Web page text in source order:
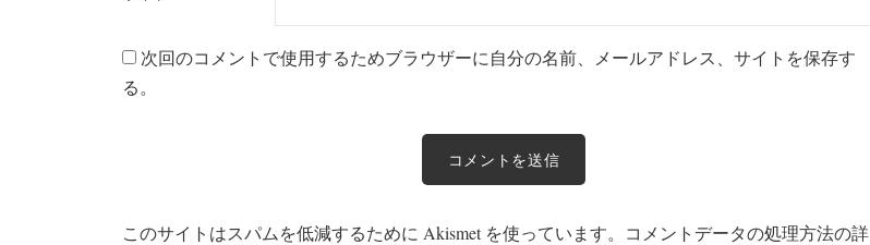
次回のコメントで使用するためブラウザーに自分の名前、メールアドレス、サイトを保存す
る。
このサイトはスパムを低減するために Akismet を使っています。 コメントデータの処理方法の詳